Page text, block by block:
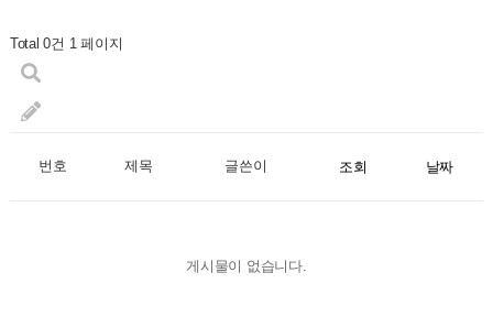
Total 0건 1 페이지
번호 제목 글쓴이 조회 날짜
게시물이 없습니다.